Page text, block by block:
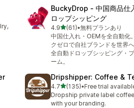
BuckyDrop ‑ 中国商品仕
ロップシッピング
4.95つ星中
(61)
合計レビュー数：61件
•無料プランあり
中国仕入れ・OEMを全自動化
クゼロで自社ブランドを世界
全自動ドロップシッピング・
ーム。
Dripshipper: Coffee &
4.75つ星中
(135)
合計レビュー数：135件
•Free trial
Dropship private label
with your branding.